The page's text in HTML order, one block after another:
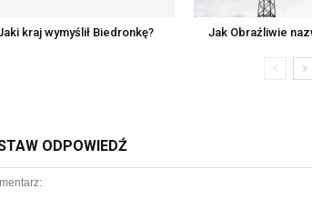
kraj wymyślił Biedronkę? Jak Obraźliwie
ODPOWIEDŹ